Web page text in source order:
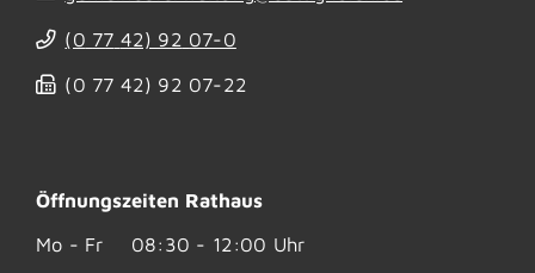
(0 77 42) 92 07-0
(0 77 42) 92 07-22
Öffnungszeiten Rathaus
Mo - Fr
08:30 - 12:00 Uhr